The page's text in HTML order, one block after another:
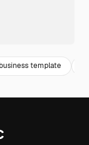
business template